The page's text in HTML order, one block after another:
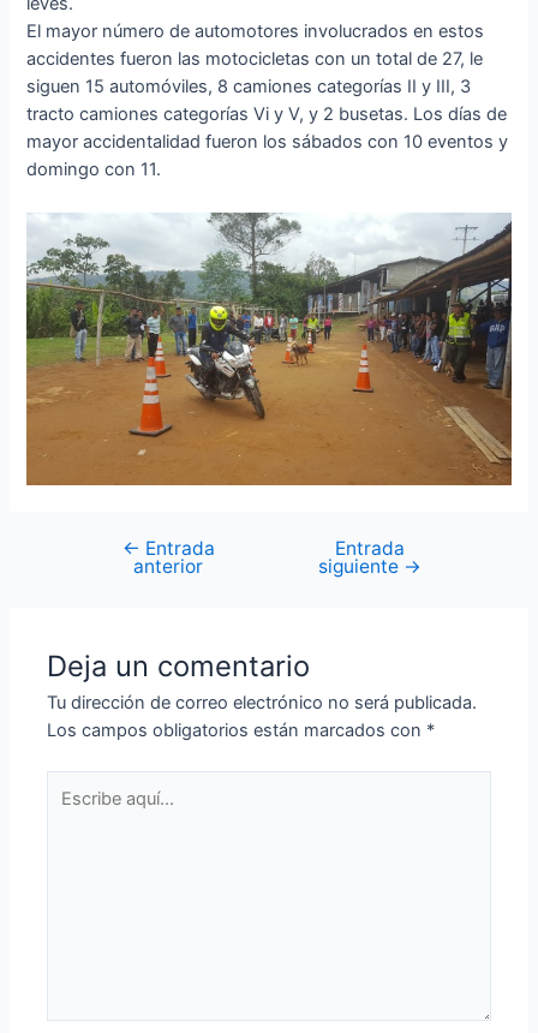
El mayor número de automotores involucrados en estos
accidentes fueron las motocicletas con un total de 27, le
siguen 15 automóviles, 8 camiones categorías II y III, 3
tracto camiones categorías Vi y V, y 2 busetas. Los días de
mayor accidentalidad fueron los sábados con 10 eventos y
domingo con 11.
← Entrada
anterior
Entrada
siguiente →
Deja un comentario
Tu dirección de correo electrónico no será publicada.
Los campos obligatorios están marcados con *